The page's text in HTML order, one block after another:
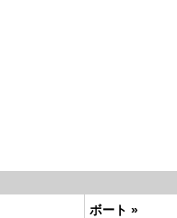
ボート »